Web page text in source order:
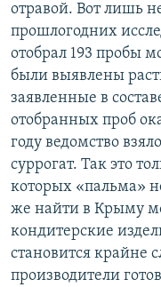
отравой. Вот лишь
прошлогодних
отобрал 193 пробы
были выявлены
заявленные в
отобранных проб
году ведомство
суррогат. Так это
которых «пальма»
же найти в Крыму
кондитерские
становится крайне
производители